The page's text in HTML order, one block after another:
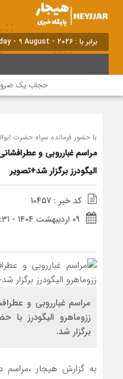
برابر با : Sunday - 9 August - 2026
حجاب یک
با حضور فرمانده سپاه حضرت
مراسم غبارروبی و
الیگودرز برگزار شد+تصویر
کد خبر : 10457
۰۹ اردیبهشت ۱۴۰۴ - ۱۳:۳۱
مراسم غبارروبی و
ززوماهرو الیگودرز
برگزار شد.
به گزارش هیجار ،مراسم